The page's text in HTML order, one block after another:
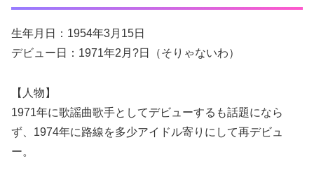
生年月日：1954年3月15日
デビュー日：1971年2月?日（そりゃないわ）
【人物】
1971年に歌謡曲歌手としてデビューするも話題になら
ず、1974年に路線を多少アイドル寄りにして再デビュ
ー。